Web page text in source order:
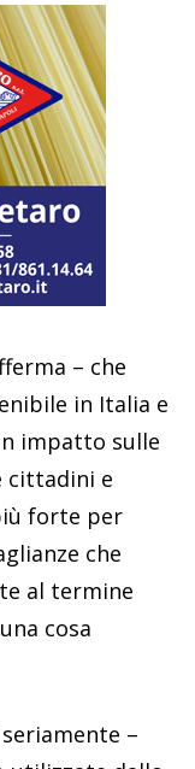
– che
in Italia e
impatto sulle
cittadini e
forte per
che
al termine
cosa
–